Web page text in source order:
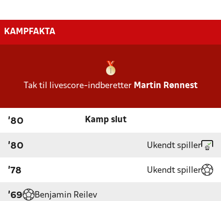
KAMPFAKTA
Tak til livescore-indberetter Martin Rønnest
'80 Kamp slut
'80 Ukendt spiller
'78 Ukendt spiller
'69 Benjamin Reilev